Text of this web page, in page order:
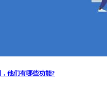
他们有哪些功能?